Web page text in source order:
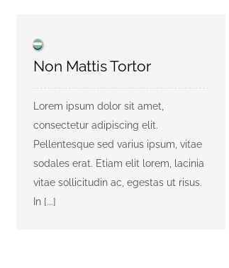
Non Mattis Tortor
Lorem ipsum dolor sit amet,
consectetur adipiscing elit.
Pellentesque sed varius ipsum, vitae
sodales erat. Etiam elit lorem, lacinia
vitae sollicitudin ac, egestas ut risus.
In [...]